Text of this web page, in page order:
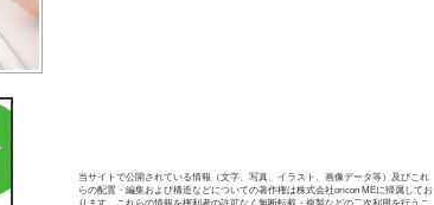
当サイトで公開されている情報（文字、写真、イラスト、画像データ等）及びこれ
らの配置・編集および構造などについての著作権は株式会社oricon MEに帰属してお